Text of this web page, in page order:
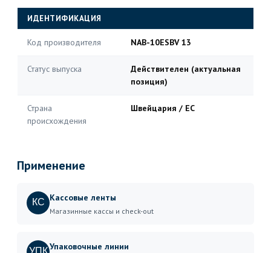
ИДЕНТИФИКАЦИЯ
Код производителя NAB-10ESBV 13
Статус выпуска
Действителен (актуальная
позиция)
Страна
происхождения
Швейцария / ЕС
Применение
КС Кассовые ленты
Магазинные кассы и check-out
Упаковочные линии